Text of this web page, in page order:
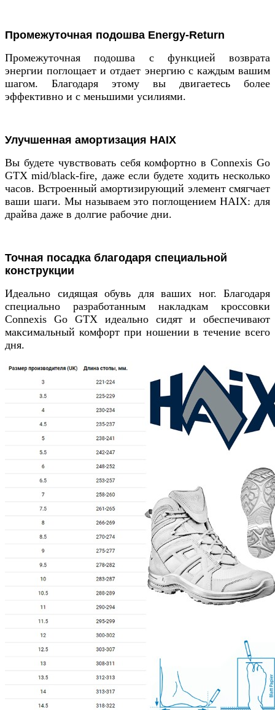
Промежуточная подошва Energy-Return
Промежуточная подошва с функцией возврата
энергии поглощает и отдает энергию с каждым вашим
шагом. Благодаря этому вы двигаетесь более
эффективно и с меньшими усилиями.
Улучшенная амортизация HAIX
Вы будете чувствовать себя комфортно в Connexis Go
GTX mid/black-fire, даже если будете ходить несколько
часов. Встроенный амортизирующий элемент смягчает
ваши шаги. Мы называем это поглощением HAIX: для
драйва даже в долгие рабочие дни.
Точная посадка благодаря специальной
конструкции
Идеально сидящая обувь для ваших ног. Благодаря
специально разработанным накладкам кроссовки
Connexis Go GTX идеально сидят и обеспечивают
максимальный комфорт при ношении в течение всего
дня.